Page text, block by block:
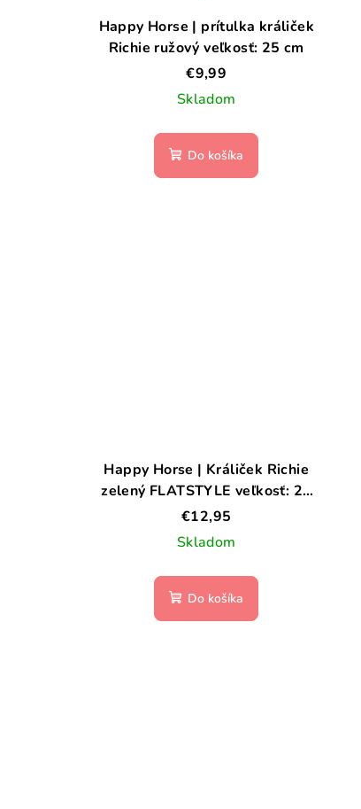
Happy Horse | prítulka králiček
Richie ružový veľkosť: 25 cm
€9,99
Skladom
Do košíka
Happy Horse | Králiček Richie
zelený FLATSTYLE veľkosť: 27
cm
€12,95
Skladom
Do košíka